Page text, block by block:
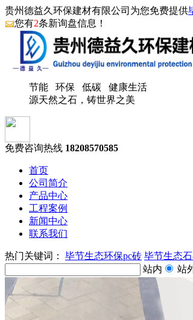
贵州德益久环保建材有限公司为您免费提供
您有2条新询盘信息！
节能 环保 低碳 健康生活
源天然之石，铸世界之美
免费咨询热线 18208570585
首页
公司简介
产品中心
工程案例
新闻中心
联系我们
热门关键词： 毕节生态环保pc砖 毕节生态
站内
站